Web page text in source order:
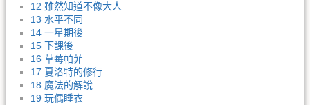
12 雖然知道不像大人
13 水平不同
14 一星期後
15 下課後
16 草莓帕菲
17 夏洛特的修行
18 魔法的解說
19 玩偶睡衣